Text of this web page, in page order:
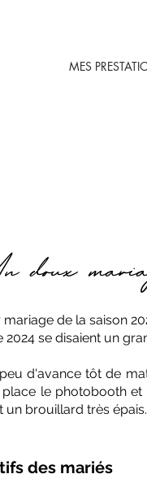
MES
doux
de la saison
2024 se disaient un
d'avance tôt de
le photobooth
un brouillard très épais.
des mariés